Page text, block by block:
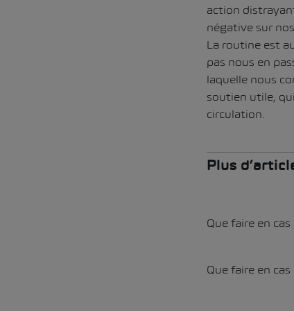
action
négative sur
La routine est
pas nous en
laquelle nous
soutien utile,
circulation.
Plus
Que faire en
Que faire en